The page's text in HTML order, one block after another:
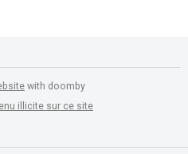
with doomby
illicite sur ce site